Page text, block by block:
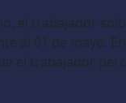
el trabajador
al 01 de mayo.
el trabajador